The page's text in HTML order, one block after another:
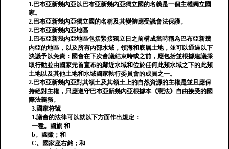
1.巴布亞新幾內亞以巴布亞新幾內亞獨立國的名義是一個主權獨立國
家。
2.巴布亞新幾內亞獨立國的名稱及其變體應受議會法保護。
2.巴布亞新幾內亞地區
1.巴布亞新幾內亞地區包括緊接獨立日之前構成當時稱為巴布亞新幾
內亞的地區，以及所有內部水域，領海和底層土地，並可以通過以下
決議予以免責：國會在下次會議結束時或之前，應包括並根據建議採
取行動並由國家元首宣布的鄰近水域和位於任何此類水域之下的此類
土地以及其他土地和水域國家執行委員會的成員之一。
2.巴布亞新幾內亞對其領土及其領土上的自然資源的主權是並且應保
持絕對主權，只應遵守巴布亞新幾內亞根據本《憲法》自由接受的國
際法義務。
3.國家符號
1.議會的法律可以就以下方面作出規定：
一種。國旗 和
b。國徽；和
C。國家座右銘；和